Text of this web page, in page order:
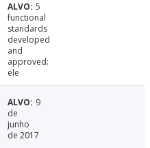
5
functional
standards
developed
and
approved:
ele
9
de
junho
de 2017